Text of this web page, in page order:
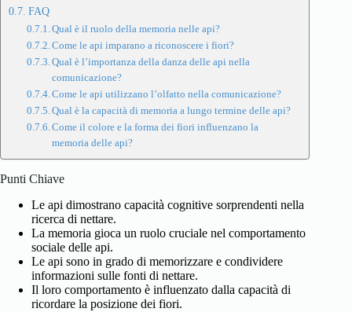
FAQ
Qual è il ruolo della memoria nelle api?
Come le api imparano a riconoscere i fiori?
Qual è l’importanza della danza delle api nella
comunicazione?
Come le api utilizzano l’olfatto nella comunicazione?
Qual è la capacità di memoria a lungo termine delle api?
Come il colore e la forma dei fiori influenzano la
memoria delle api?
Punti Chiave
Le api dimostrano capacità cognitive sorprendenti nella
ricerca di nettare.
La memoria gioca un ruolo cruciale nel comportamento
sociale delle api.
Le api sono in grado di memorizzare e condividere
informazioni sulle fonti di nettare.
Il loro comportamento è influenzato dalla capacità di
ricordare la posizione dei fiori.